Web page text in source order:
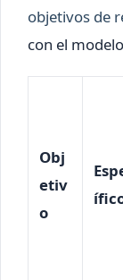
objetivos de
con el
Obj
etiv
o